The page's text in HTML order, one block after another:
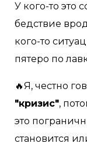
У кого-то это
бедствие
кого-то
пятеро по
🔥Я, честно
"кризис",
это
становится